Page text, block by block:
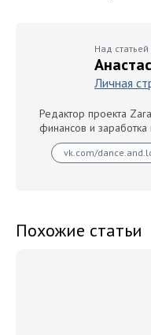
Над
Личная
Редактор проекта
финансов и заработка
vk.com/
Похожие статьи